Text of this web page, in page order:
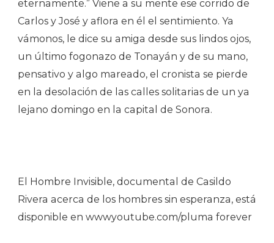
eternamente.” Viene a su mente ese corrido de
Carlos y José y aflora en él el sentimiento. Ya
vámonos, le dice su amiga desde sus lindos ojos,
un último fogonazo de Tonayán y de su mano,
pensativo y algo mareado, el cronista se pierde
en la desolación de las calles solitarias de un ya
lejano domingo en la capital de Sonora.
El Hombre Invisible, documental de Casildo
Rivera acerca de los hombres sin esperanza, está
disponible en wwwyoutube.com/pluma forever